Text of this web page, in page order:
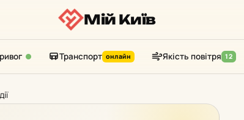
Мій Київ
Транспорт онлайн Якість повітря 12